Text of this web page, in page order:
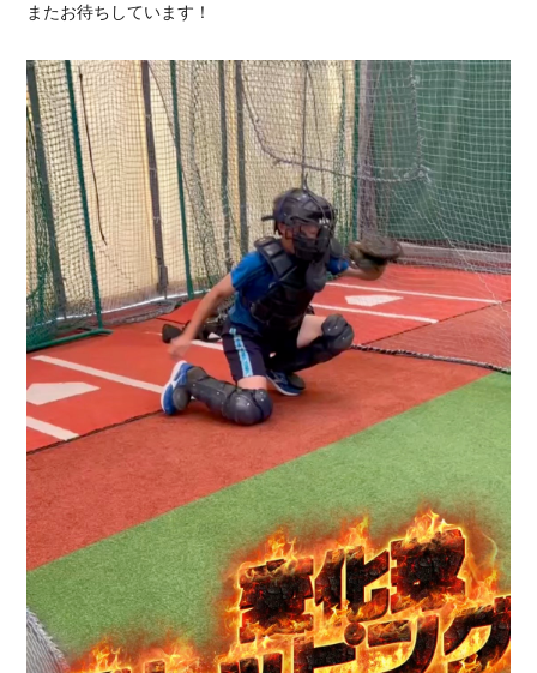
またお待ちしています！